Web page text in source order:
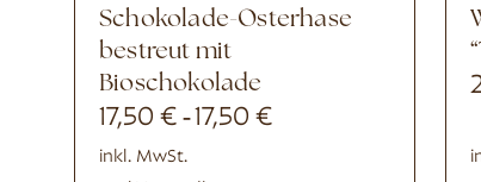
Schokolade-Osterhase
bestreut mit
Bioschokolade
17,50 € -17,50 €
inkl. MwSt.